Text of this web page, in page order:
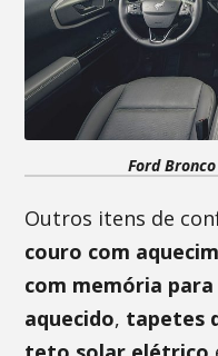
Ford
Outros itens de
couro com
com memória
aquecido, tapetes